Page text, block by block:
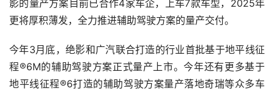
影的量产方案目前已合作4家车企，上车7款车型，2025年
更将厚积薄发，全力推进辅助驾驶方案的量产交付。
今年3月底，绝影和广汽联合打造的行业首批基于地平线征
程®6M的辅助驾驶方案正式量产上市。今年还有更多基于
地平线征程®6打造的辅助驾驶方案量产落地奇瑞等众多车